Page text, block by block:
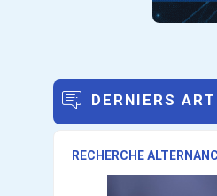
DERNIERS
RECHERCHE